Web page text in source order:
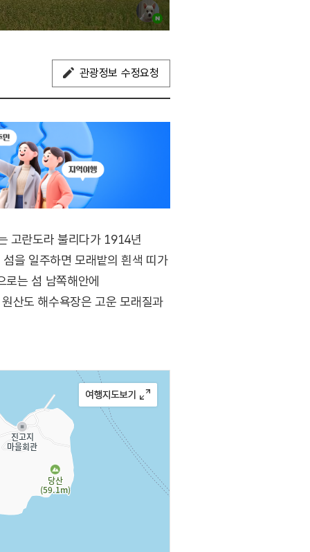
관광정보 수정요청
고란도라 불리다가 1914년
을 일주하면 모래밭의 흰색 띠가
는 섬 남쪽해안에
산도 해수욕장은 고운 모래질과